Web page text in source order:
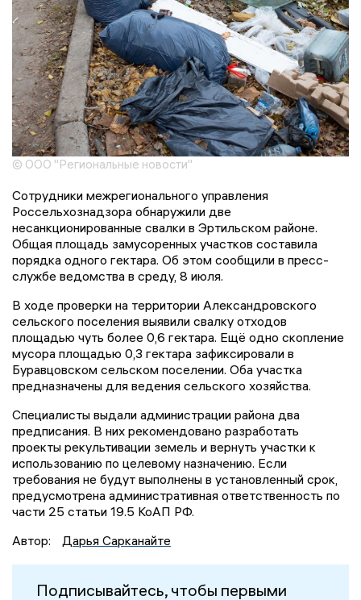
© ООО "Региональные новости"
Сотрудники межрегионального управления
Россельхознадзора обнаружили две
несанкционированные свалки в Эртильском районе.
Общая площадь замусоренных участков составила
порядка одного гектара. Об этом сообщили в пресс-
службе ведомства в среду, 8 июля.
В ходе проверки на территории Александровского
сельского поселения выявили свалку отходов
площадью чуть более 0,6 гектара. Ещё одно скопление
мусора площадью 0,3 гектара зафиксировали в
Буравцовском сельском поселении. Оба участка
предназначены для ведения сельского хозяйства.
Специалисты выдали администрации района два
предписания. В них рекомендовано разработать
проекты рекультивации земель и вернуть участки к
использованию по целевому назначению. Если
требования не будут выполнены в установленный срок,
предусмотрена административная ответственность по
части 25 статьи 19.5 КоАП РФ.
Автор:
Дарья Сарканайте
Подписывайтесь, чтобы первыми